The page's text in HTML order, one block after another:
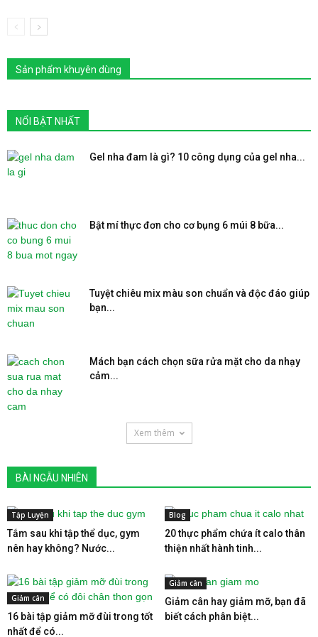
Sản phẩm khuyên dùng
NỔI BẬT NHẤT
Gel nha đam là gì? 10 công dụng của gel nha...
Bật mí thực đơn cho cơ bụng 6 múi 8 bữa...
Tuyệt chiêu mix màu son chuẩn và độc đáo giúp
bạn...
Mách bạn cách chọn sữa rửa mặt cho da nhạy
cảm...
Xem thêm
BÀI NGẪU NHIÊN
Tập Luyện
Tắm sau khi tập thể dục, gym
nên hay không? Nước...
Blog
20 thực phẩm chứa ít calo thân
thiện nhất hành tinh...
Giảm cân
16 bài tập giảm mỡ đùi trong tốt
nhất để có...
Giảm cân
Giảm cân hay giảm mỡ, bạn đã
biết cách phân biệt...